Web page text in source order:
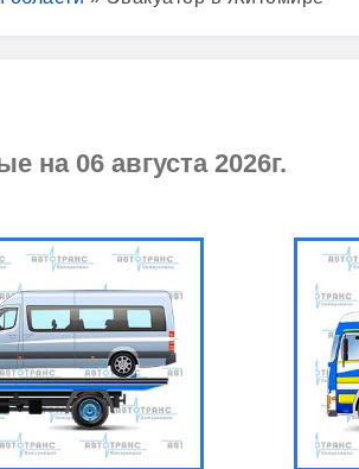
на 06 августа 2026г.